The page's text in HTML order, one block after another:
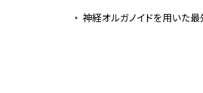
神経オルガノイドを用いた